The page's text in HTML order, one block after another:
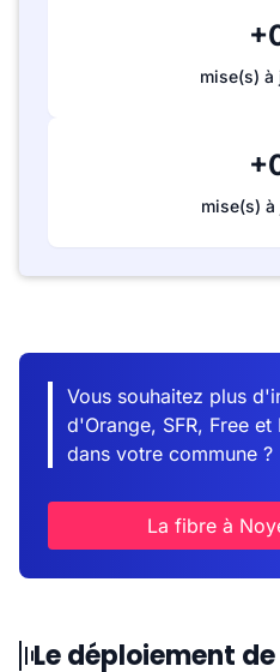
mise(s) à
mise(s) à
Vous souhaitez plus
d'Orange, SFR, Free
dans votre commune ?
La fibre à
Le déploiement